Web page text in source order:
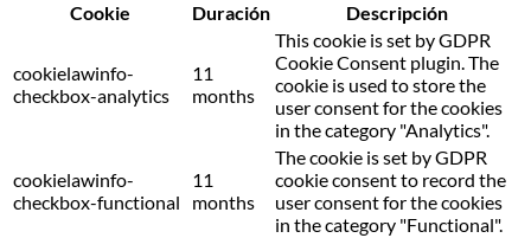
Cookie
Duración Descripción
cookielawinfo-
checkbox-analytics
11
months
This cookie is set by GDPR
Cookie Consent plugin. The
cookie is used to store the
user consent for the cookies
in the category "Analytics".
cookielawinfo-
checkbox-functional
11
months
The cookie is set by GDPR
cookie consent to record the
user consent for the cookies
in the category "Functional".